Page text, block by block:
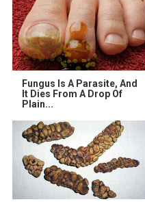
Fungus Is A Parasite, And
It Dies From A Drop Of
Plain...